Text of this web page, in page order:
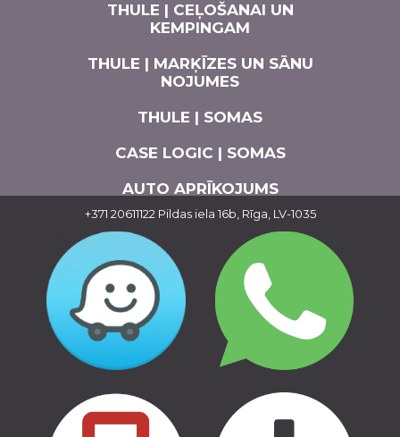
THULE | CEĻOŠANAI UN
KEMPINGAM
THULE | MARĶĪZES UN SĀNU
NOJUMES
THULE | SOMAS
CASE LOGIC | SOMAS
AUTO APRĪKOJUMS
+371 20611122 Pildas iela 16b, Rīga, LV-1035